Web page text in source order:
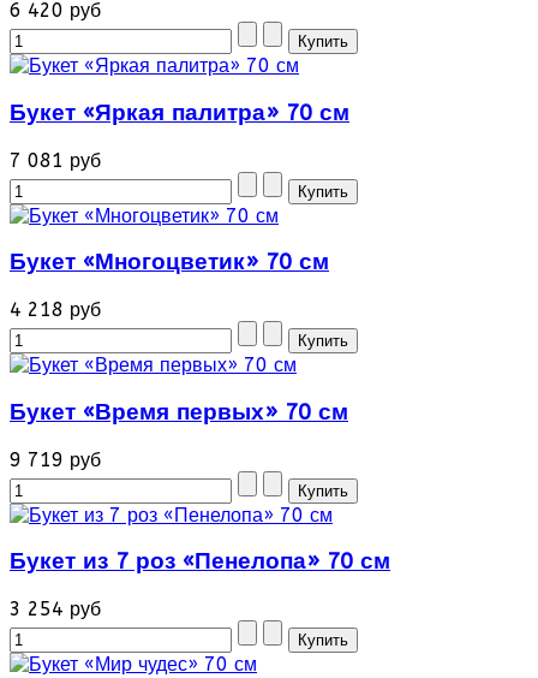
6 420 руб
Букет «Яркая палитра» 70 см
7 081 руб
Букет «Многоцветик» 70 см
4 218 руб
Букет «Время первых» 70 см
9 719 руб
Букет из 7 роз «Пенелопа» 70 см
3 254 руб